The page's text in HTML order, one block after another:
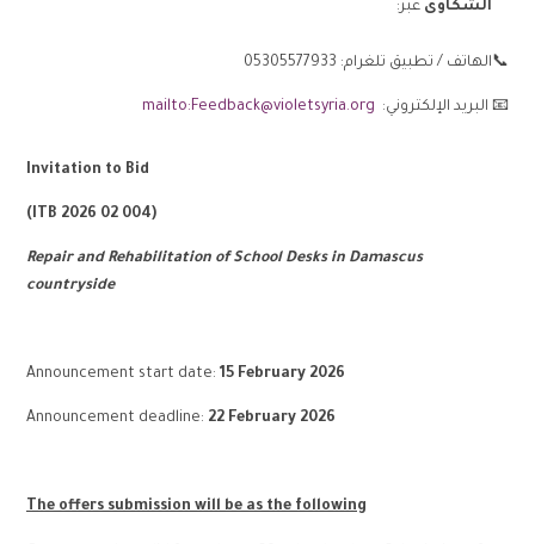
الشكاوى عبر:
📞الهاتف / تطبيق تلغرام: 05305577933
📧 البريد الإلكتروني: mailto:Feedback@violetsyria.org
Invitation to Bid
(ITB 2026 02 004)
Repair and Rehabilitation of School Desks in Damascus
countryside
Announcement start date: 15 February 2026
Announcement deadline: 22 February 2026
The offers submission will be as the following